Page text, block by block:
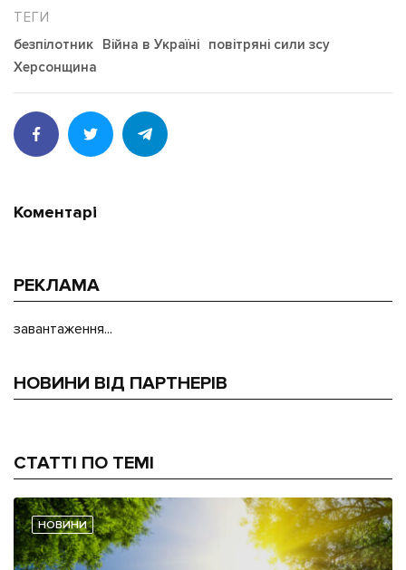
безпілотник Війна в Україні
повітряні сили зсу
Херсонщина
Коментарі
РЕКЛАМА
завантаження...
НОВИНИ ВІД ПАРТНЕРІВ
СТАТТІ ПО ТЕМІ
НОВИНИ